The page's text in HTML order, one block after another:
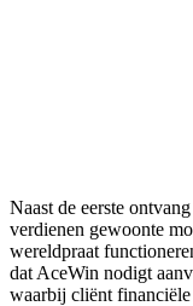
Naast de eerste
verdienen gewoonte
wereldpraat
dat AceWin nodigt
waarbij cliënt financiële